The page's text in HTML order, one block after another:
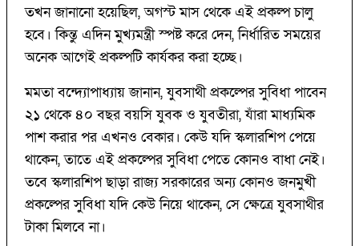
তখন জানানো হয়েছিল, অগস্ট মাস থেকে এই প্রকল্প চালু
হবে। কিন্তু এদিন মুখ্যমন্ত্রী স্পষ্ট করে দেন, নির্ধারিত সময়ের
অনেক আগেই প্রকল্পটি কার্যকর করা হচ্ছে।
মমতা বন্দ্যোপাধ্যায় জানান, যুবসাথী প্রকল্পের সুবিধা পাবেন
২১ থেকে ৪০ বছর বয়সি যুবক ও যুবতীরা, যাঁরা মাধ্যমিক
পাশ করার পর এখনও বেকার। কেউ যদি স্কলারশিপ পেয়ে
থাকেন, তাতে এই প্রকল্পের সুবিধা পেতে কোনও বাধা নেই।
তবে স্কলারশিপ ছাড়া রাজ্য সরকারের অন্য কোনও জনমুখী
প্রকল্পের সুবিধা যদি কেউ নিয়ে থাকেন, সে ক্ষেত্রে যুবসাথীর
টাকা মিলবে না।